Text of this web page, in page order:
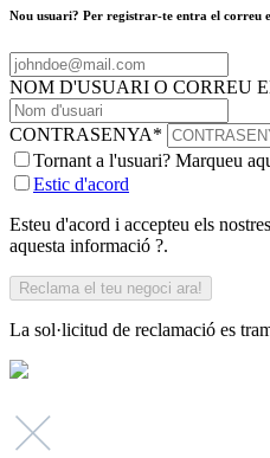
Nou usuari? Per registrar-te entra el correu
NOM D'USUARI O CORREU
CONTRASENYA*
Tornant a l'usuari? Marqueu
Estic d'acord
Esteu d'acord i accepteu els
aquesta informació ?.
La sol·licitud de reclamació es